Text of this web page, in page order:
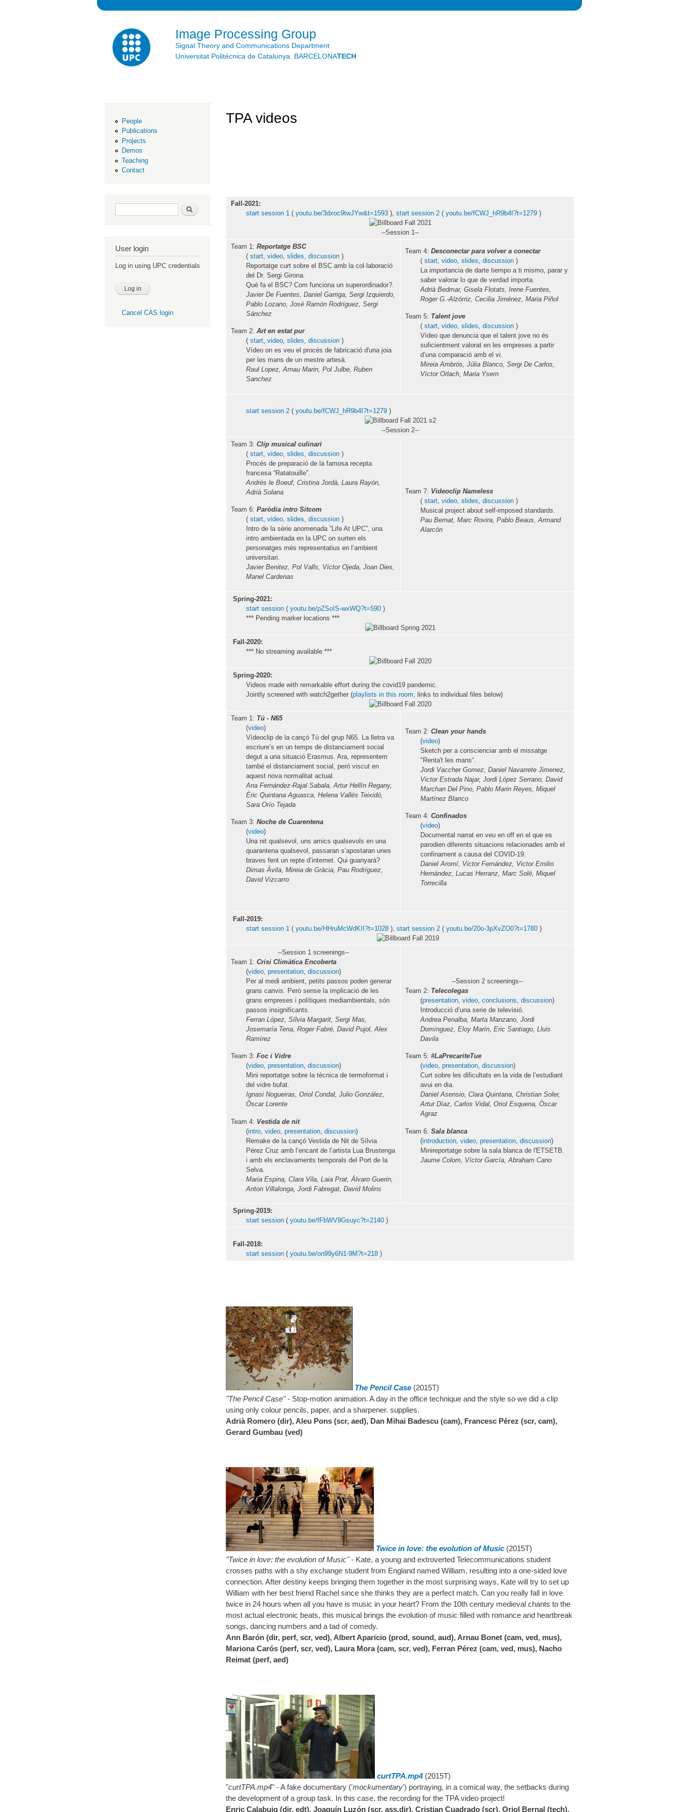
Image Processing Group
Signal Theory and Communications Department
Universitat Politècnica de Catalunya. BARCELONATECH
People
Publications
Projects
Demos
Teaching
Contact
Search form Search
User login
Log in using UPC credentials
Cancel CAS login
TPA videos
Fall-2021:
start session 1 ( youtu.be/3dxoc9twJYw&t=1593 ), start session 2 ( youtu.be/fCWJ_hR9b4I?t=1279 )
--Session 1--
Team 1: Reportatge BSC
( start video slides discussion )
Reportatge curt sobre el BSC amb la col·laboració
del Dr. Sergi Girona.
Qué fa el BSC? Com funciona un superordinador?.
Javier De Fuentes, Daniel Garriga, Sergi Izquierdo,
Pablo Lozano, José Ramón Rodríguez, Sergi
Sánchez
Team 2: Art en estat pur
( start, video, slides, discussion )
Vídeo on es veu el procés de fabricació d'una joia
per les mans de un mestre artesà.
Raul Lopez, Arnau Marin, Pol Julbe, Ruben
Sanchez
Team 4: Desconectar para volver a conectar
( start video slides discussion )
La importancia de darte tiempo a ti mismo, parar y
saber valorar lo que de verdad importa.
Adrià Bedmar, Gisela Flotats, Irene Fuentes,
Roger G.-Alzórriz, Cecilia Jiménez, Maria Piñol
Team 5: Talent jove
( start, video, slides, discussion )
Vídeo que denuncia que el talent jove no és
suficientment valorat en les empreses a partir
d’una comparació amb el vi.
Mireia Ambrós, Júlia Blanco, Sergi De Carlos,
Víctor Orlach, Maria Ysern
start session 2 ( youtu.be/fCWJ_hR9b4I?t=1279 )
--Session 2--
Team 3: Clip musical culinari
( start video slides discussion )
Procés de preparació de la famosa recepta
francesa “Ratatouille”.
Andrés le Boeuf, Cristina Jordà, Laura Rayón,
Adrià Solana
Team 6: Paròdia intro Sitcom
( start, video, slides, discussion )
Intro de la sèrie anomenada ”Life At UPC”, una
intro ambientada en la UPC on surten els
personatges més representatius en l’ambient
universitari.
Javier Benitez, Pol Valls, Víctor Ojeda, Joan Dies,
Manel Cardenas
Team 7: Videoclip Nameless
( start video slides discussion )
Musical project about self-imposed standards.
Pau Bernat, Marc Rovira, Pablo Beaus, Armand
Alarcón
Spring-2021:
start session ( youtu.be/pZSoIS-wxWQ?t=590 )
*** Pending marker locations ***
Fall-2020:
*** No streaming available ***
Spring-2020:
Videos made with remarkable effort during the covid19 pandemic.
Jointly screened with watch2gether (playlists in this room , links to individual files below)
Team 1: Tú - N65
(video)
Vídeoclip de la cançó Tú del grup N65. La lletra va
escriure’s en un temps de distanciament social
degut a una situació Erasmus. Ara, representem
també el distanciament social, però viscut en
aquest nova normalitat actual.
Ana Fernández-Rajal Sabala, Artur Hellín Regany,
Èric Quintana Aguasca, Helena Vallés Teixidó,
Sara Orío Tejada
Team 3: Noche de Cuarentena
(video)
Una nit qualsevol, uns amics qualsevols en una
quarantena qualsevol, passaran s’apostaran unes
braves fent un repte d’internet. Qui guanyarà?
Dimas Àvila, Mireia de Gràcia, Pau Rodríguez,
David Vizcarro
Team 2: Clean your hands
(video)
Sketch per a conscienciar amb el missatge
"Renta't les mans“.
Jordi Vaccher Gomez, Daniel Navarrete Jimenez,
Victor Estrada Najar, Jordi López Serrano, David
Marchan Del Pino, Pablo Marin Reyes, Miquel
Martínez Blanco
Team 4: Confinados
(video)
Documental narrat en veu en off en el que es
parodien diferents situacions relacionades amb el
confinament a causa del COVID-19.
Daniel Aromí, Victor Fernández, Victor Emilio
Hernández, Lucas Herranz, Marc Solé, Miquel
Torrecilla
Fall-2019:
start session 1 ( youtu.be/HHruMcWdKII?t=1028 ), start session 2 ( youtu.be/20o-3pXvZO0?t=1780 )
--Session 1 screenings--
Team 1: Crisi Climàtica Encoberta
(video presentation discussion)
Per al medi ambient, petits passos poden generar
grans canvis. Però sense la implicació de les
grans empreses i polítiques mediambientals, són
passos insignificants.
Ferran López, Sílvia Margarit, Sergi Mas,
Josemaría Tena, Roger Fabré, David Pujol, Alex
Ramírez
Team 3: Foc i Vidre
(video, presentation, discussion)
Mini reportatge sobre la tècnica de termoformat i
del vidre bufat.
Ignasi Nogueiras, Oriol Condal, Julio González,
Òscar Lorente
Team 4: Vestida de nit
(intro video presentation discussion)
Remake de la cançó Vestida de Nit de Sílvia
Pérez Cruz amb l’encant de l’artista Lua Brustenga
i amb els enclavaments temporals del Port de la
Selva.
Maria Espina, Clara Vila, Laia Prat, Álvaro Guerin,
Anton Villalonga, Jordi Fabregat, David Molins
--Session 2 screenings--
Team 2: Telecolegas
(presentation video conclusions discussion)
Introducció d’una serie de televisió.
Andrea Penalba, Marta Manzano, Jordi
Domínguez, Eloy Marín, Eric Santiago, Lluis
Davila
Team 5: #LaPrecariteTue
(video, presentation, discussion)
Curt sobre les dificultats en la vida de l’estudiant
avui en dia.
Daniel Asensio, Clara Quintana, Christian Soler,
Artur Díaz, Carlos Vidal, Oriol Esquena, Òscar
Agraz
Team 6: Sala blanca
(introduction video presentation discussion)
Minireportatge sobre la sala blanca de l'ETSETB.
Jaume Colom, Víctor García, Abraham Cano
Spring-2019:
start session ( youtu.be/fFbWV9Gsuyc?t=2140 )
Fall-2018:
start session ( youtu.be/on99y6N1-9M?t=218 )
The Pencil Case (2015T)
"The Pencil Case"- Stop-motion animation. A day in the office technique and the style so we did a clip
using only colour pencils, paper, and a sharpener. supplies.
Adrià Romero (dir), Aleu Pons (scr, aed), Dan Mihai Badescu (cam), Francesc Pérez (scr, cam),
Gerard Gumbau (ved)
Twice in love: the evolution of Music (2015T)
"Twice in love: the evolution of Music"- Kate, a young and extroverted Telecommunications student
crosses paths with a shy exchange student from England named William, resulting into a one-sided love
connection. After destiny keeps bringing them together in the most surprising ways, Kate will try to set up
William with her best friend Rachel since she thinks they are a perfect match. Can you really fall in love
twice in 24 hours when all you have is music in your heart? From the 10th century medieval chants to the
most actual electronic beats, this musical brings the evolution of music filled with romance and heartbreak
songs, dancing numbers and a tad of comedy.
Ann Barón (dir, perf, scr, ved), Albert Aparicio (prod, sound, aud), Arnau Bonet (cam, ved, mus),
Mariona Carós (perf, scr, ved), Laura Mora (cam, scr, ved), Ferran Pérez (cam, ved, mus), Nacho
Reimat (perf, aed)
curtTPA.mp4 (2015T)
"curtTPA.mp4" - A fake documentary ('mockumentary') portraying, in a comical way, the setbacks during
the development of a group task. In this case, the recording for the TPA video project!
Enric Calabuig (dir, edt), Joaquín Luzón (scr, ass.dir), Cristian Cuadrado (scr), Oriol Bernal (tech),